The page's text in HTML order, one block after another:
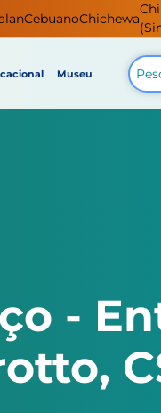
CebuanoChichewa
Museu
-